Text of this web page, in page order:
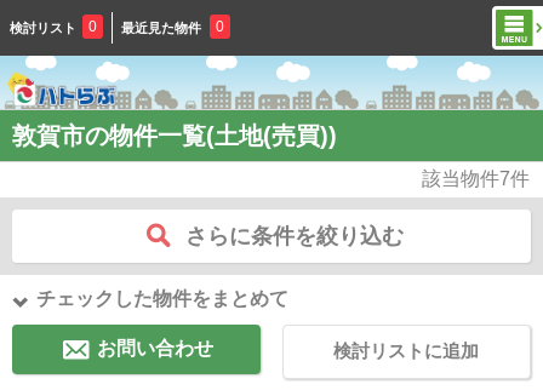
検討リスト 0 最近見た物件 0
敦賀市の物件一覧(土地(売買))
該当物件7件
さらに条件を絞り込む
チェックした物件をまとめて
お問い合わせ 検討リストに追加